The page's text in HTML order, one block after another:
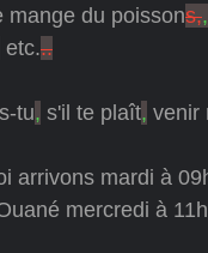
mange du poissons,
etc...
tu, s'il te plaît, venir
arrivons mardi à
mercredi à